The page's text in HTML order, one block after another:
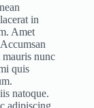
in
Amet
nunc
quis
natoque.
adipiscing